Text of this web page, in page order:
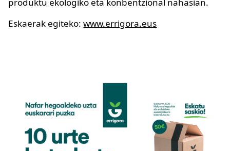
Eskaerak egiteko:www.errigora.eus